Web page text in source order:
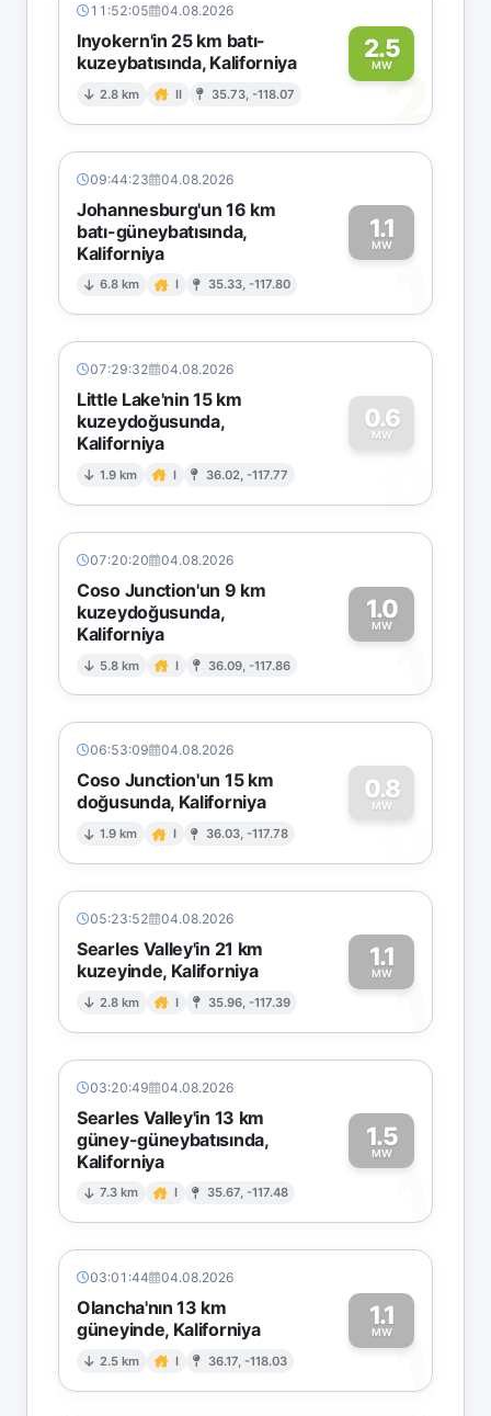
11:52:05 04.08.2026
Inyokern'in 25 km batı-
kuzeybatısında, Kaliforniya
2.8 km II 35.73, -118.07
2.5
MW2
09:44:23 04.08.2026
Johannesburg'un 16 km
batı-güneybatısında,
Kaliforniya
6.8 km I 35.33, -117.80
1.1
MW
1
07:29:32 04.08.2026
Little Lake'nin 15 km
kuzeydoğusunda,
Kaliforniya
1.9 km I 36.02, -117.77
0.6
MW
0
07:20:20 04.08.2026
Coso Junction'un 9 km
kuzeydoğusunda,
Kaliforniya
5.8 km I 36.09, -117.86
1.0
MW
1
06:53:09 04.08.2026
Coso Junction'un 15 km
doğusunda, Kaliforniya
1.9 km I 36.03, -117.78
0.8
MW
0
05:23:52 04.08.2026
Searles Valley'in 21 km
kuzeyinde, Kaliforniya
2.8 km I 35.96, -117.39
1.1
MW1
03:20:49 04.08.2026
Searles Valley'in 13 km
güney-güneybatısında,
Kaliforniya
7.3 km I 35.67, -117.48
1.5
MW
1
03:01:44 04.08.2026
Olancha'nın 13 km
güneyinde, Kaliforniya
2.5 km I 36.17, -118.03
1.1
MW1